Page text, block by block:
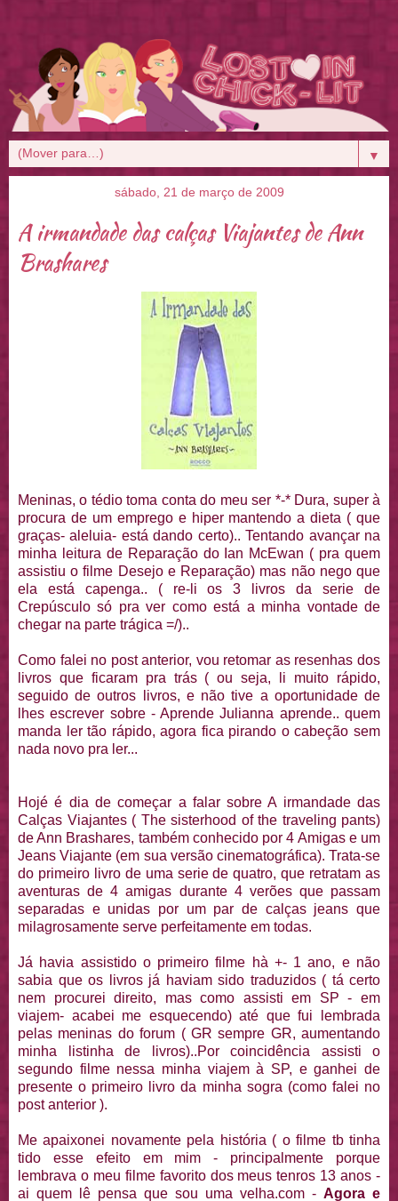
▼
sábado, 21 de março de 2009
A irmandade das calças Viajantes de Ann
Brashares
Meninas, o tédio toma conta do meu ser *-* Dura, super à
procura de um emprego e hiper mantendo a dieta ( que
graças- aleluia- está dando certo).. Tentando avançar na
minha leitura de Reparação do Ian McEwan ( pra quem
assistiu o filme Desejo e Reparação) mas não nego que
ela está capenga.. ( re-li os 3 livros da serie de
Crepúsculo só pra ver como está a minha vontade de
chegar na parte trágica =/)..
Como falei no post anterior, vou retomar as resenhas dos
livros que ficaram pra trás ( ou seja, li muito rápido,
seguido de outros livros, e não tive a oportunidade de
lhes escrever sobre - Aprende Julianna aprende.. quem
manda ler tão rápido, agora fica pirando o cabeção sem
nada novo pra ler...
Hojé é dia de começar a falar sobre A irmandade das
Calças Viajantes ( The sisterhood of the traveling pants)
de Ann Brashares, também conhecido por 4 Amigas e um
Jeans Viajante (em sua versão cinematográfica). Trata-se
do primeiro livro de uma serie de quatro, que retratam as
aventuras de 4 amigas durante 4 verões que passam
separadas e unidas por um par de calças jeans que
milagrosamente serve perfeitamente em todas.
Já havia assistido o primeiro filme hà +- 1 ano, e não
sabia que os livros já haviam sido traduzidos ( tá certo
nem procurei direito, mas como assisti em SP - em
viajem- acabei me esquecendo) até que fui lembrada
pelas meninas do forum ( GR sempre GR, aumentando
minha listinha de livros)..Por coincidência assisti o
segundo filme nessa minha viajem à SP, e ganhei de
presente o primeiro livro da minha sogra (como falei no
post anterior ).
Me apaixonei novamente pela história ( o filme tb tinha
tido esse efeito em mim - principalmente porque
lembrava o meu filme favorito dos meus tenros 13 anos -
ai quem lê pensa que sou uma velha.com - Agora e